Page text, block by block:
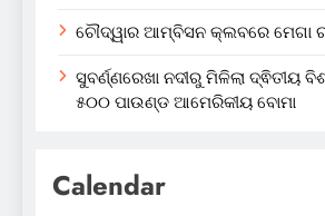
ଚୌଦ୍ୱାର ଆମ୍ବିସନ କ୍ଲବରେ ମେଗା
ସୁବର୍ଣ୍ଣରେଖା ନଦୀରୁ ମିଳିଲା ଦ୍ଵିତୀୟ
୫୦୦ ପାଉଣ୍ଡ ଆମେରିକୀୟ ବୋମା
Calendar